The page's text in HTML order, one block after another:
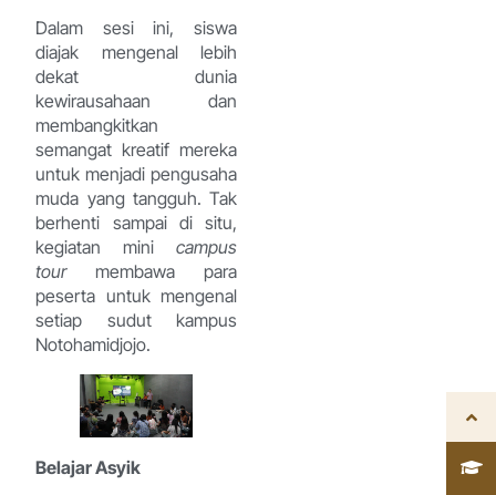
Dalam sesi ini, siswa
diajak mengenal lebih
dekat dunia
kewirausahaan dan
membangkitkan
semangat kreatif mereka
untuk menjadi pengusaha
muda yang tangguh. Tak
berhenti sampai di situ,
kegiatan mini campus
tourmembawa para
peserta untuk mengenal
setiap sudut kampus
Notohamidjojo.
Belajar Asyik